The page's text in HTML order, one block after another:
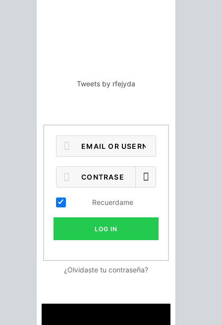
Tweets by rfejyda
Recuerdame
LOG IN
¿Olvidaste tu contraseña?